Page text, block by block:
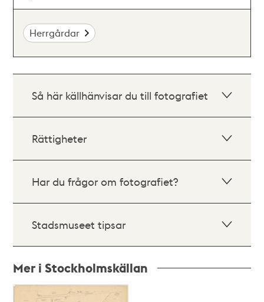
Herrgårdar
Så här källhänvisar du till fotografiet
Rättigheter
Har du frågor om fotografiet?
Stadsmuseet tipsar
Mer i Stockholmskällan
Relaterade